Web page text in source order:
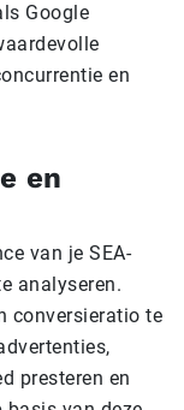
Google
en
en
van je SEA-
analyseren.
conversieratio te
presteren en